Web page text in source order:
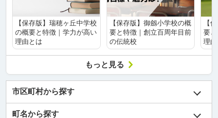
【保存版】瑞穂ヶ丘中学校
の概要と特徴｜学力が高い
理由とは
【保存版】御劔小学校の概
要と特徴｜創立百周年目前
の伝統校
【
要
理
もっと見る
市区町村から探す
町名から探す